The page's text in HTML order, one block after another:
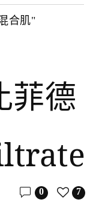
合肌"
菲德
7
0